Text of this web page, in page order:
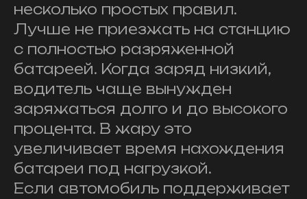
несколько простых правил.
Лучше не приезжать на станцию
с полностью разряженной
батареей. Когда заряд низкий,
водитель чаще вынужден
заряжаться долго и до высокого
процента. В жару это
увеличивает время нахождения
батареи под нагрузкой.
Если автомобиль поддерживает